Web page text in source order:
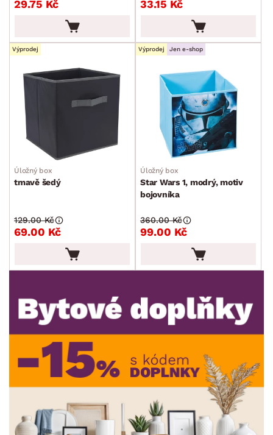
Kancelářské příslušenství
Malířské potřeby
Ostatní bytové doplňky
Dětské doplňky a příslušenství
Doplňky pro domácí mazlíčky
Vánoce
Velikonoce
Sedací soupravy a pohovky
Sestavy a stěny
Drobný nábytek
Spotřebiče
BARVA
ROZMĚRY
min. max.
min. cm max. cm
min. cm max.
MATERIÁL
POVRCHOVÁ ÚPRAVA
29.75 Kč 33.15 Kč
Výprodej
Úložný box
tmavě šedý
69.00 Kč
129.00 Kč
Výprodej Jen e-shop
Úložný box
Star Wars 1, modrý, motiv
bojovníka
99.00 Kč
360.00 Kč